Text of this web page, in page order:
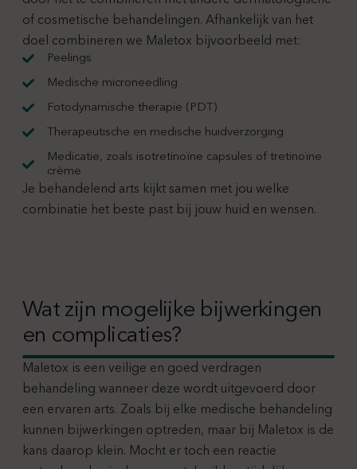
of cosmetische behandelingen. Afhankelijk van het
doel combineren we Maletox bijvoorbeeld met:
Peelings
Medische microneedling
Fotodynamische therapie (PDT)
Therapeutische en medische huidverzorging
Medicatie, zoals isotretinoïne capsules of tretinoïne
crème
Je behandelend arts kijkt samen met jou welke
combinatie het beste past bij jouw huid en wensen.
Wat zijn mogelijke bijwerkingen
en complicaties?
Maletox is een veilige en goed verdragen
behandeling wanneer deze wordt uitgevoerd door
een ervaren arts. Zoals bij elke medische behandeling
kunnen bijwerkingen optreden, maar bij Maletox is de
kans daarop klein. Mocht er toch een reactie